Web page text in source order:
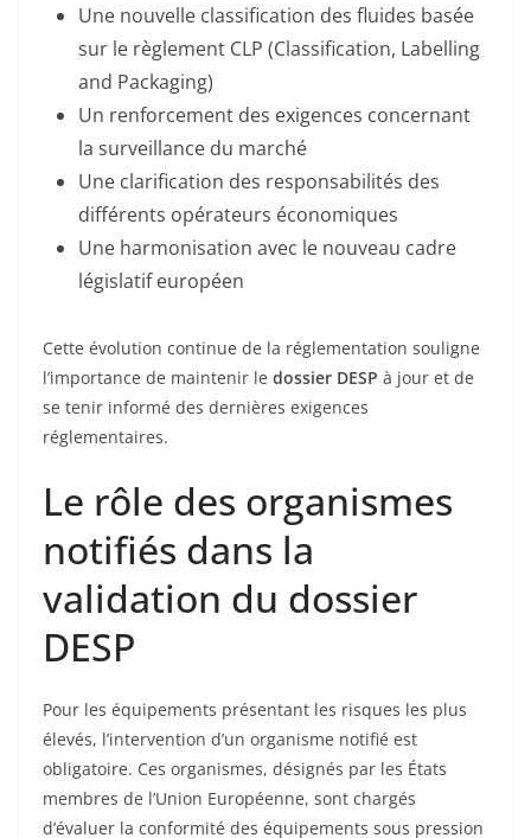
Une nouvelle classification des fluides basée
sur le règlement CLP (Classification, Labelling
and Packaging)
Un renforcement des exigences concernant
la surveillance du marché
Une clarification des responsabilités des
différents opérateurs économiques
Une harmonisation avec le nouveau cadre
législatif européen
Cette évolution continue de la réglementation souligne
l’importance de maintenir le dossier DESP à jour et de
se tenir informé des dernières exigences
réglementaires.
Le rôle des organismes
notifiés dans la
validation du dossier
DESP
Pour les équipements présentant les risques les plus
élevés, l’intervention d’un organisme notifié est
obligatoire. Ces organismes, désignés par les États
membres de l’Union Européenne, sont chargés
d’évaluer la conformité des équipements sous pression